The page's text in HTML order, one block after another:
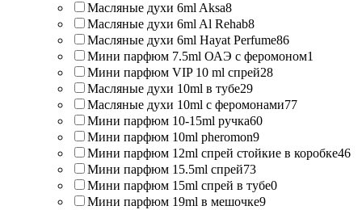
Масляные духи 6ml Aksa8
Масляные духи 6ml Al Rehab8
Масляные духи 6ml Hayat Perfume86
Мини парфюм 7.5ml ОАЭ с феромоном1
Мини парфюм VIP 10 ml спрей28
Масляные духи 10ml в тубе29
Масляные духи 10ml с феромонами77
Мини парфюм 10-15ml ручка60
Мини парфюм 10ml pheromon9
Мини парфюм 12ml спрей стойкие в коробке46
Мини парфюм 15.5ml спрей73
Мини парфюм 15ml спрей в тубе0
Мини парфюм 19ml в мешочке9